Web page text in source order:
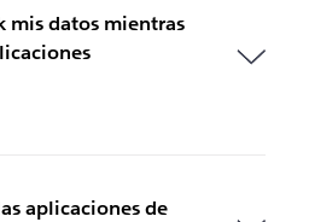
mis datos mientras
aplicaciones de